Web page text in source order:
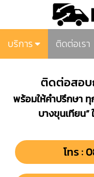
บริการ ติดต่อเรา
ติดต่อสอบ
พร้อมให้คำปรึกษา
บางขุนเทียน
โทร :